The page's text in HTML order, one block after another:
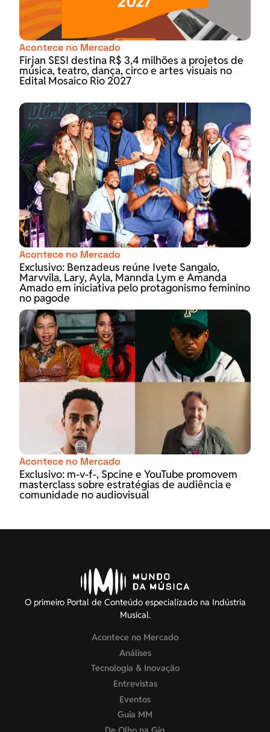
Acontece no Mercado
Firjan SESI destina R$ 3,4 milhões a projetos de
música, teatro, dança, circo e artes visuais no
Edital Mosaico Rio 2027
Acontece no Mercado
Exclusivo: Benzadeus reúne Ivete Sangalo,
Marvvila, Lary, Ayla, Mannda Lym e Amanda
Amado em iniciativa pelo protagonismo feminino
no pagode
Acontece no Mercado
Exclusivo: m-v-f-, Spcine e YouTube promovem
masterclass sobre estratégias de audiência e
comunidade no audiovisual
O primeiro Portal de Conteúdo especializado na Indústria
Musical.
Acontece no Mercado
Análises
Tecnologia & Inovação
Entrevistas
Eventos
Guia MM